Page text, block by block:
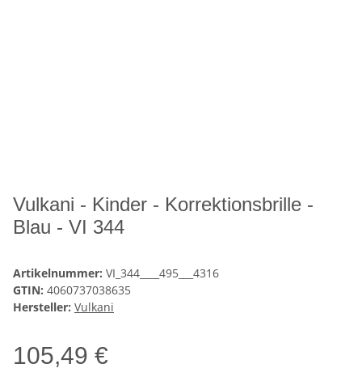
Vulkani - Kinder - Korrektionsbrille -
Blau - VI 344
Artikelnummer: VI_344____495___4316
GTIN: 4060737038635
Hersteller: Vulkani
105,49 €